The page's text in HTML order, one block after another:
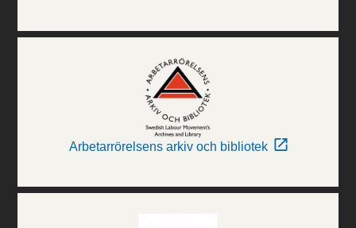
Arbetarrörelsens arkiv och bibliotek